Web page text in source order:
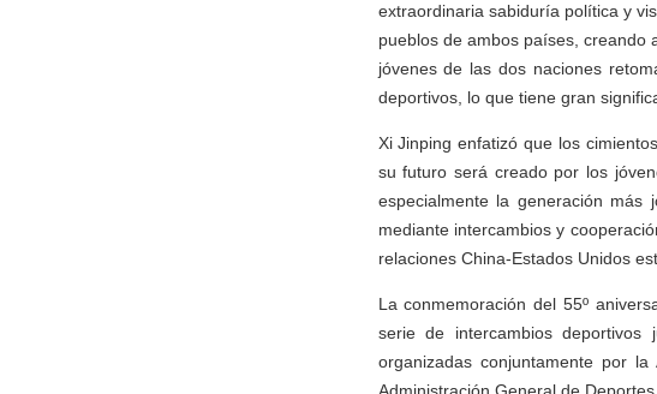
extraordinaria sabiduría política y
pueblos de ambos países, creando
jóvenes de las dos naciones
deportivos, lo que tiene gran
Xi Jinping enfatizó que los
su futuro será creado por los
especialmente la generación
mediante intercambios y
relaciones China-Estados Unidos
La conmemoración del 55º
serie de intercambios deportivos
organizadas conjuntamente por